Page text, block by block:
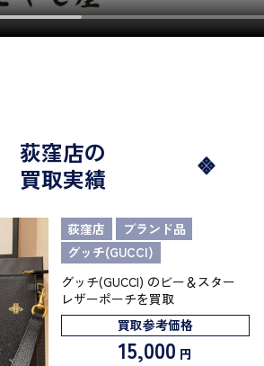
荻窪店の
買取実績
荻窪店
ブランド品
グッチ(GUCCI)
グッチ(GUCCI) のビー＆スター
レザーポーチを買取
買取参考価格
15,000 円